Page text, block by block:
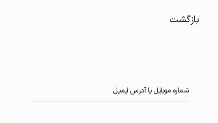
بازگشت
شماره موبایل یا آدرس ایمیل